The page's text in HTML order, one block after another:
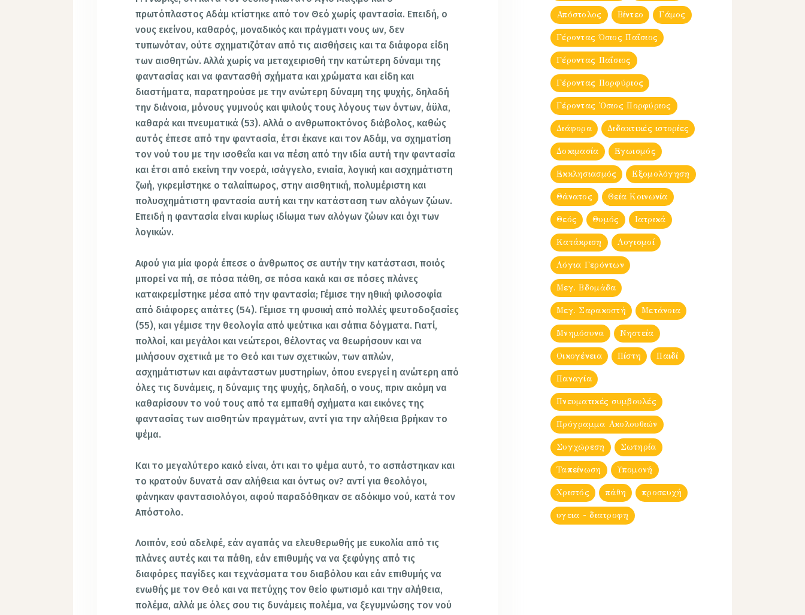
πρωτόπλαστος Αδάμ κτίστηκε από τον Θεό χωρίς φαντασία. Επειδή, ο
νους εκείνου, καθαρός, μοναδικός και πράγματι νους ων, δεν
τυπωνόταν, ούτε σχηματιζόταν από τις αισθήσεις και τα διάφορα είδη
των αισθητών. Αλλά χωρίς να μεταχειρισθή την κατώτερη δύναμι της
φαντασίας και να φαντασθή σχήματα και χρώματα και είδη και
διαστήματα, παρατηρούσε με την ανώτερη δύναμη της ψυχής, δηλαδή
την διάνοια, μόνους γυμνούς και ψιλούς τους λόγους των όντων, άϋλα,
καθαρά και πνευματικά (53). Αλλά ο ανθρωποκτόνος διάβολος, καθώς
αυτός έπεσε από την φαντασία, έτσι έκανε και τον Αδάμ, να σχηματίση
τον νού του με την ισοθεΐα και να πέση από την ιδία αυτή την φαντασία
και έτσι από εκείνη την νοερά, ισάγγελο, ενιαία, λογική και ασχημάτιστη
ζωή, γκρεμίστηκε ο ταλαίπωρος, στην αισθητική, πολυμέριστη και
πολυσχημάτιστη φαντασία αυτή και την κατάσταση των αλόγων ζώων.
Επειδή η φαντασία είναι κυρίως ιδίωμα των αλόγων ζώων και όχι των
λογικών.
Αφού για μία φορά έπεσε ο άνθρωπος σε αυτήν την κατάστασι, ποιός
μπορεί να πή, σε πόσα πάθη, σε πόσα κακά και σε πόσες πλάνες
κατακρεμίστηκε μέσα από την φαντασία; Γέμισε την ηθική φιλοσοφία
από διάφορες απάτες (54). Γέμισε τη φυσική από πολλές ψευτοδοξασίες
(55), και γέμισε την θεολογία από ψεύτικα και σάπια δόγματα. Γιατί,
πολλοί, και μεγάλοι και νεώτεροι, θέλοντας να θεωρήσουν και να
μιλήσουν σχετικά με το Θεό και των σχετικών, των απλών,
ασχημάτιστων και αφάνταστων μυστηρίων, όπου ενεργεί η ανώτερη από
όλες τις δυνάμεις, η δύναμις της ψυχής, δηλαδή, ο νους, πριν ακόμη να
καθαρίσουν το νού τους από τα εμπαθή σχήματα και εικόνες της
φαντασίας των αισθητών πραγμάτων, αντί για την αλήθεια βρήκαν το
ψέμα.
Και το μεγαλύτερο κακό είναι, ότι και το ψέμα αυτό, το ασπάστηκαν και
το κρατούν δυνατά σαν αλήθεια και όντως ον? αντί για θεολόγοι,
φάνηκαν φαντασιολόγοι, αφού παραδόθηκαν σε αδόκιμο νού, κατά τον
Απόστολο.
Λοιπόν, εσύ αδελφέ, εάν αγαπάς να ελευθερωθής με ευκολία από τις
πλάνες αυτές και τα πάθη, εάν επιθυμής να να ξεφύγης από τις
διαφόρες παγίδες και τεχνάσματα του διαβόλου και εάν επιθυμής να
ενωθής με τον Θεό και να πετύχης τον θείο φωτισμό και την αλήθεια,
πολέμα, αλλά με όλες σου τις δυνάμεις πολέμα, να ξεγυμνώσης τον νού
Απόστολος Βίντεο Γάμος
Γέροντας Όσιος Παΐσιος
Γέροντας Παΐσιος
Γέροντας Πορφύριος
Γέροντας Ὀσιος Πορφύριος
Διάφορα Διδακτικές ιστορίες
Δοκιμασία Εγωισμός
Εκκλησιασμός Εξομολόγηση
Θάνατος Θεία Κοινωνία
Θεός Θυμός Ιατρικά
Κατάκριση Λογισμοί
Λόγια Γερόντων
Μεγ. Βδομἀδα
Μεγ. Σαρακοστή Μετάνοια
Μνημόσυνα Νηστεία
Οικογένεια Πίστη Παιδί
Παναγία
Πνευματικές συμβουλές
Πρόγραμμα Ακολουθιών
Συγχώρεση Σωτηρία
Ταπείνωση Υπομονή
Χριστός πάθη προσευχή
υγεια - διατροφη